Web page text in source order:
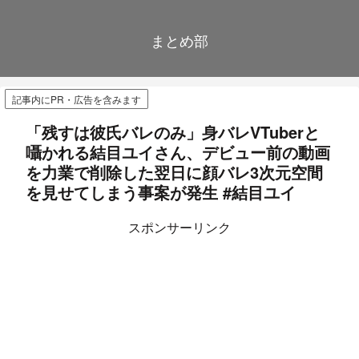
まとめ部
記事内にPR・広告を含みます
「残すは彼氏バレのみ」身バレVTuberと
囁かれる結目ユイさん、デビュー前の動画
を力業で削除した翌日に顔バレ3次元空間
を見せてしまう事案が発生 #結目ユイ
スポンサーリンク